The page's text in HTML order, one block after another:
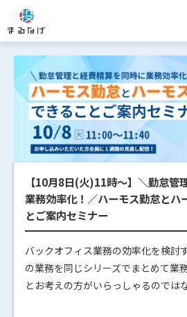
【10月8日(火)11時～】＼勤怠管
業務効率化！／ハーモス勤怠とハ
とご案内セミナー
バックオフィス業務の効率化を検討
の業務を同じシリーズでまとめて業
とお考えの方がいらっしゃるのでは